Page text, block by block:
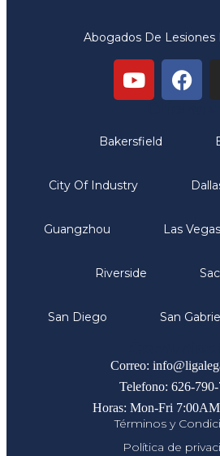
Abogados De Lesiones
Bakersfield
City Of Industry
Guangzhou Las Vegas
Riverside
San Diego San
Correo:
Telefono: 626-
Horas: Mon-Fri
Términos y
Política de